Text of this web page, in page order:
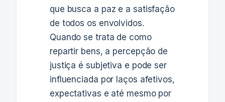
que busca a paz e a satisfação
de todos os envolvidos.
Quando se trata de como
repartir bens, a percepção de
justiça é subjetiva e pode ser
influenciada por laços afetivos,
expectativas e até mesmo por